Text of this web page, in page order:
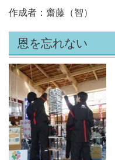
作成者：齋藤（智）
恩を忘れない